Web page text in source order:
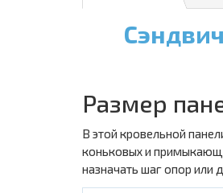
Размер
В этой кровельной
коньковых и
назначать шаг опор или